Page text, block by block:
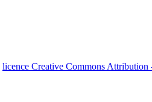
licence Creative Commons Attribution